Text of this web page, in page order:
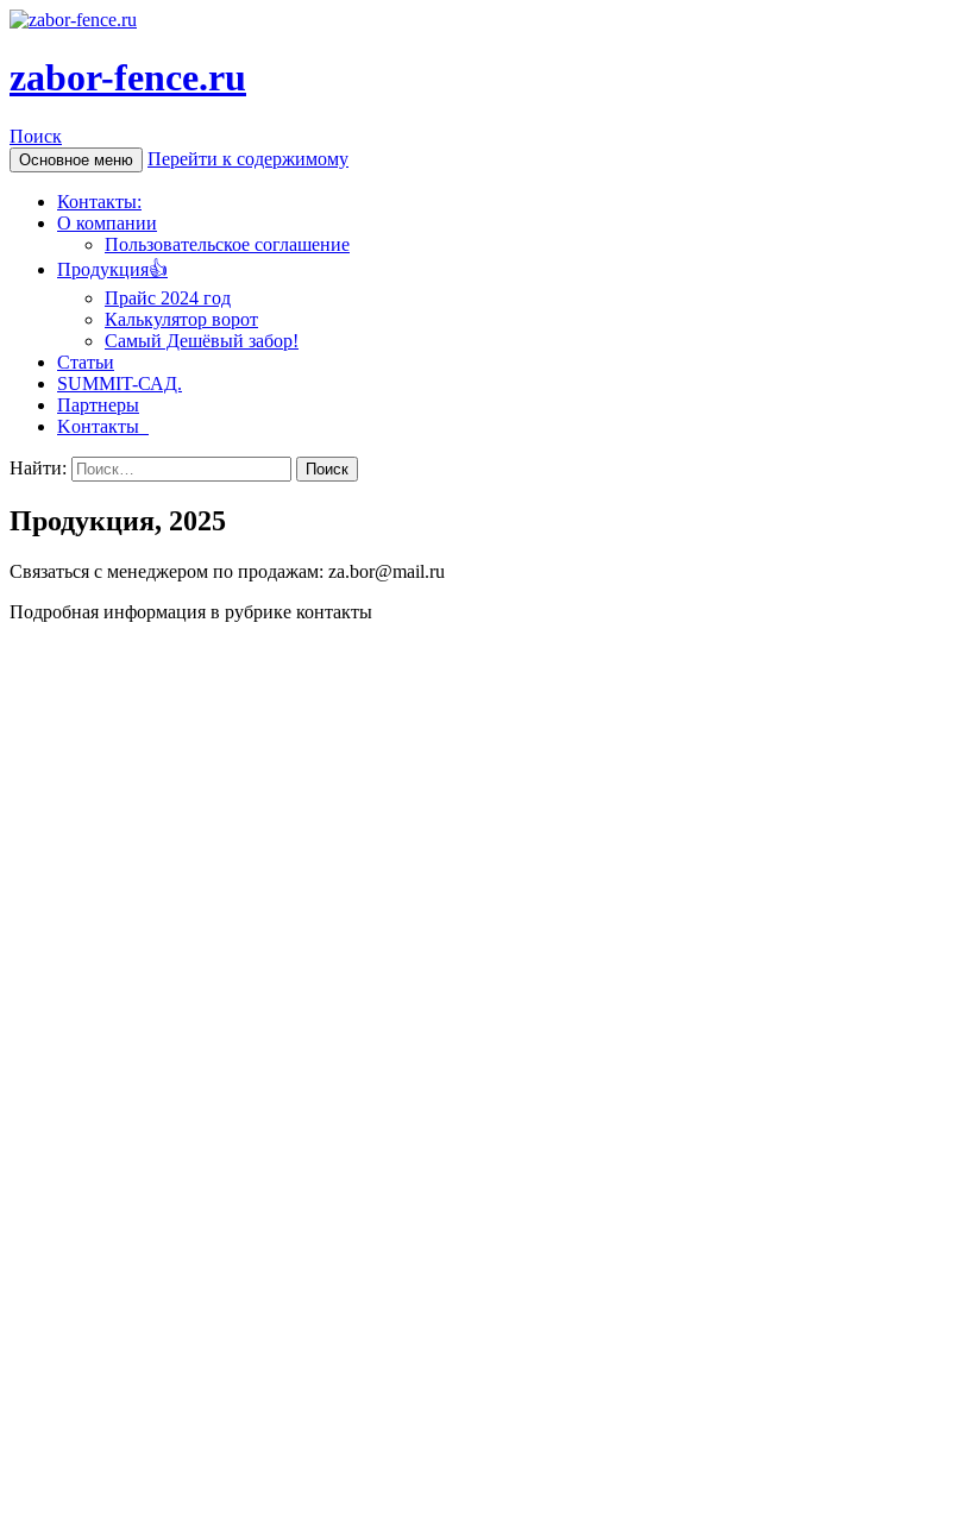
zabor-fence.ru
Поиск
Основное меню Перейти к содержимому
Контакты:
О компании
Пользовательское соглашение
Продукция👍
Прайс 2024 год
Калькулятор ворот
Самый Дешёвый забор!
Статьи
SUMMIT-САД.
Партнеры
Kонтакты
Найти:
Продукция, 2025
Связаться с менеджером по продажам: za.bor@mail.ru
Подробная информация в рубрике контакты